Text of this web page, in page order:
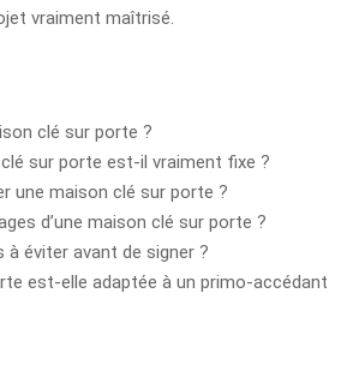
vraiment maîtrisé.
clé sur porte ?
clé sur porte est-il vraiment fixe ?
une maison clé sur porte ?
d’une maison clé sur porte ?
à éviter avant de signer ?
est-elle adaptée à un primo-accédant